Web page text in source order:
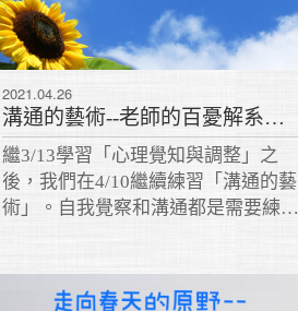
2021.04.26
溝通的藝術--老師的百憂解系列課程紀錄
繼3/13學習「心理覺知與調整」之
後，我們在4/10繼續練習「溝通的藝
術」。自我覺察和溝通都是需要練習
際關係，共創和諧人生。